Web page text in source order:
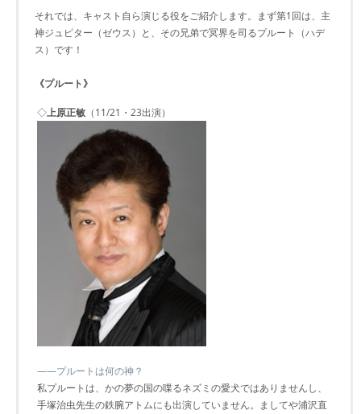
それでは、キャスト自ら演じる役をご紹介します。まず第1回は、主
神ジュピター（ゼウス）と、その兄弟で冥界を司るプルート（ハデ
ス）です！
《プルート》
◇上原正敏 （11/21・23出演）
――プルートは何の神？
私プルートは、かの夢の国の喋るネズミの愛犬ではありませんし、
手塚治虫先生の鉄腕アトムにも出演していません。ましてや浦沢直